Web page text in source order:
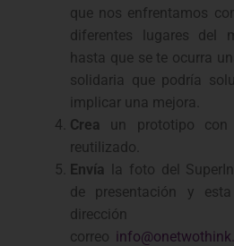
que nos enfrentamos
diferentes lugares del
hasta que se te ocurra
solidaria que podría
implicar una mejora.
Crea
un prototipo con
reutilizado.
Envía
la foto del
de presentación y esta
correo